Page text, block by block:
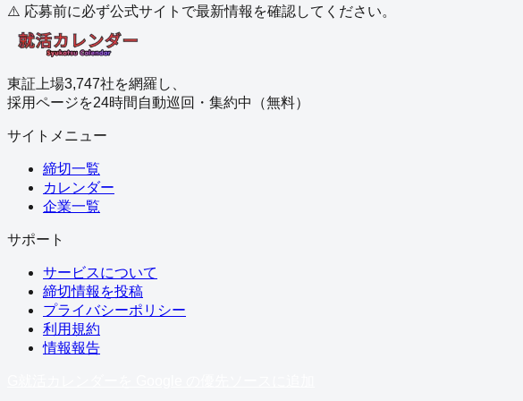
⚠️ 応募前に必ず公式サイトで最新情報を確認してください。
東証上場3,747社を網羅し、
採用ページを24時間自動巡回・集約中（無料）
サイトメニュー
締切一覧
カレンダー
企業一覧
サポート
サービスについて
締切情報を投稿
プライバシーポリシー
利用規約
情報報告